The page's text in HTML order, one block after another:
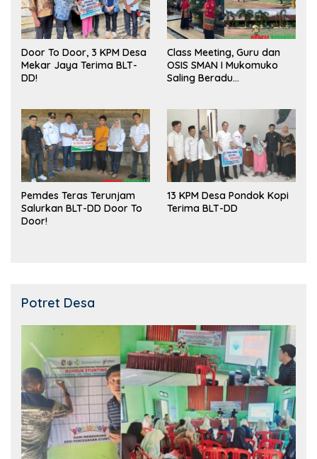
Door To Door, 3 KPM Desa
Mekar Jaya Terima BLT-
DD!
Class Meeting, Guru dan
OSIS SMAN I Mukomuko
Saling Beradu
Pemdes Teras Terunjam
Salurkan BLT-DD Door To
Door!
13 KPM Desa Pondok Kopi
Terima BLT-DD
Potret Desa